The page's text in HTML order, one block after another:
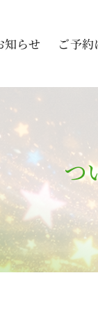
知らせ ご予
つ